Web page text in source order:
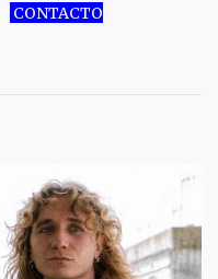
CONTACTO